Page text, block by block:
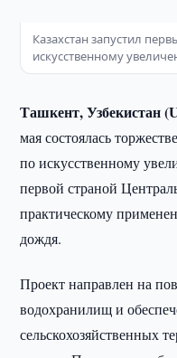
Казахстан запустил
искусственному
Ташкент, Узбекистан
мая состоялась
по искусственному
первой страной
практическому
дождя.
Проект направлен на
водохранилищ и
сельскохозяйственных